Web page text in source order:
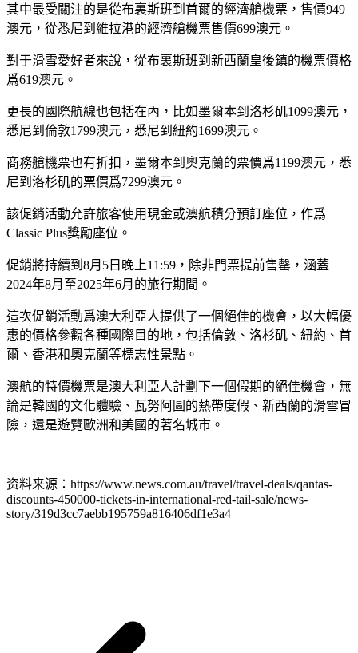
其中最受關注的是從布裏斯班到首爾的經濟艙機票，售價949
澳元，從悉尼到維拉港的經濟艙機票售價699澳元。
對于滑雪愛好者來說，從布裏斯班到新西蘭皇後鎮的機票價格
爲619澳元。
更長的國際航線也包括在內，比如墨爾本到洛杉矶1099澳元，
悉尼到倫敦1799澳元，悉尼到紐約1699澳元。
商務艙機票也有折扣，墨爾本到奧克蘭的票價爲1199澳元，悉
尼到洛杉矶的票價爲7299澳元。
該促銷活動允許旅客使用現金或澳航積分預訂座位，作爲
Classic Plus獎勵座位。
促銷將持續到8月5日晚上11:59，除非門票提前售罄，涵蓋
2024年8月至2025年6月的旅行期間。
這次促銷活動爲澳大利亞人提供了一個絕佳的機會，以大幅優
惠的價格參觀各種國際目的地，包括倫敦、洛杉矶、紐約、首
爾、香港和奧克蘭等標志性景點。
澳航的特價機票是澳大利亞人計劃下一個假期的絕佳機會，無
論是韓國的文化體驗、瓦努阿圖的熱帶度假、新西蘭的滑雪冒
險，還是遊覽歐洲和美國的著名城市。
资料来源：https://www.news.com.au/travel/travel-deals/qantas-
discounts-450000-tickets-in-international-red-tail-sale/news-
story/319d3cc7aebb195759a816406df1e3a4